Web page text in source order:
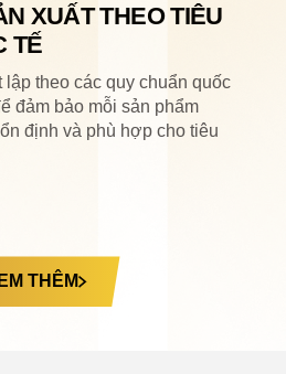
XUẤT THEO TIÊU
TẾ
theo các quy chuẩn quốc
đảm bảo mỗi sản phẩm
định và phù hợp cho tiêu
THÊM